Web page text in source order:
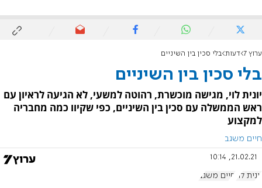
ערוץ 7 דעות בלי סכין בין השיניים
בלי סכין בין השיניים
יונית לוי, מגישה מוכשרת, רהוטה למשעי, לא הגיעה לראיון עם
ראש הממשלה עם סכין בין השיניים, כפי שקיוו כמה מחבריה
למקצוע
חיים משגב
21.02.21, 10:14
יונית לוי חיים משגב